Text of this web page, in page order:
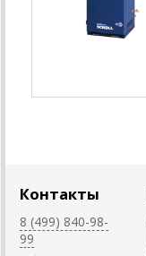
Контакты
8 (499) 840-98-
99